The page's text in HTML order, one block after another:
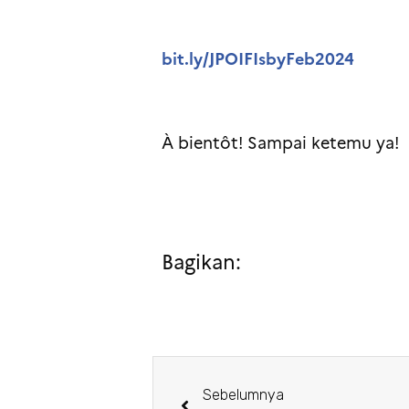
bit.ly/JPOIFIsbyFeb2024
À bientôt! Sampai ketemu ya!
Bagikan:
Sebelumnya